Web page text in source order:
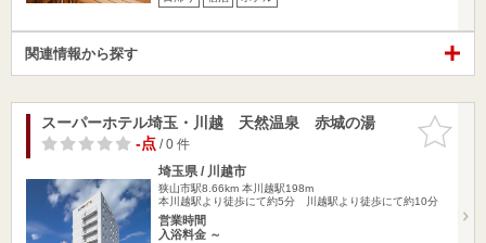
関連情報から探す
お気に入
りに追加
スーパーホテル埼玉・川越 天然温泉 赤城の湯
-点/ 0 件
埼玉県 / 川越市
狭山市駅8.66km 本川越駅198m
本川越駅より徒歩にて約5分 川越駅より徒歩にて約10分
営業時間
入浴料金 ～